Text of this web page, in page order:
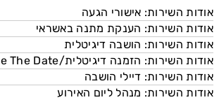
ברוכים הבאים לשירותי Easy2Give
מדריך שימוש: מערכת אישורי הגעה
אודות השירות: אישורי הגעה
אודות השירות: הענקת מתנה באשראי
אודות השירות: הושבה דיגיטלית
אודות השירות: הזמנה דיגיטלית/Save
אודות השירות: אישורי הגעה
אודות השירות: הענקת מתנה באשראי
אודות השירות: הושבה דיגיטלית
אודות השירות: הזמנה דיגיטלית/Save The Date
אודות השירות: דיילי הושבה
אודות השירות: מנהל ליום האירוע